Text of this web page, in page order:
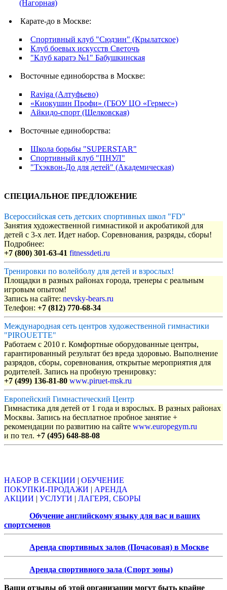
(Нагорная)
Карате-до в Москве:
Спортивный клуб "Сюдзин" (Крылатское)
Клуб боевых искусств Светочъ
"Клуб каратэ №1" Бабушкинская
Восточные единоборства в Москве:
Raviga (Алтуфьево)
«Киокушин Профи» (ГБОУ ЦО «Гермес»)
Айкидо-спорт (Щелковская)
Восточные единоборства:
Школа борьбы "SUPERSTAR"
Спортивный клуб "ПНУЛ"
"Тхэквон-До для детей" (Академическая)
СПЕЦИАЛЬНОЕ ПРЕДЛОЖЕНИЕ
Всероссийская сеть детских спортивных школ "FD"
Занятия художественной гимнастикой и акробатикой для
детей с 3-х лет. Идет набор. Соревнования, разряды, сборы!
Подробнее:
+7 (800) 301-63-41 fitnessdeti.ru
Тренировки по волейболу для детей и взрослых!
Площадки в разных районах города, тренеры с реальным
игровым опытом!
Запись на сайте: nevsky-bears.ru
Телефон: +7 (812) 770-68-34
Международная сеть центров художественной гимнастики
"PIROUETTE"
Работаем с 2010 г. Комфортные оборудованные центры,
гарантированный результат без вреда здоровью. Выполнение
разрядов, сборы, соревнования, открытые мероприятия для
родителей. Запись на пробную тренировку:
+7 (499) 136-81-80 www.piruet-msk.ru
Европейский Гимнастический Центр
Гимнастика для детей от 1 года и взрослых. В разных районах
Москвы. Запись на бесплатное пробное занятие +
рекомендации по развитию на сайте www.europegym.ru
и по тел. +7 (495) 648-88-08
НАБОР В СЕКЦИИ | ОБУЧЕНИЕ
ПОКУПКИ-ПРОДАЖИ | АРЕНДА
АКЦИИ | УСЛУГИ | ЛАГЕРЯ, СБОРЫ
Обучение английскому языку для вас и ваших
спортсменов
Аренда спортивных залов (Почасовая) в Москве
Аренда спортивного зала (Спорт зоны)
Ваши отзывы об этой организации могут быть крайне